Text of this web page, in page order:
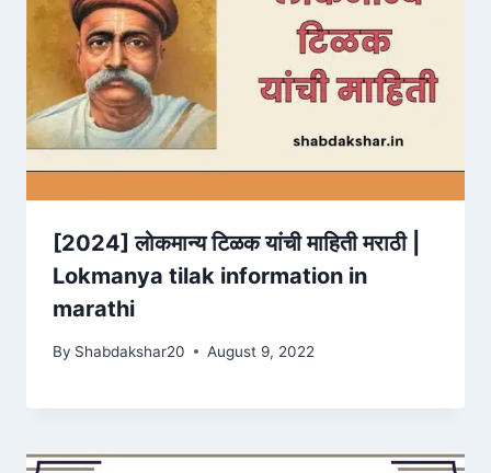
[2024] लोकमान्य टिळक यांची माहिती मराठी |
Lokmanya tilak information in
marathi
By Shabdakshar20 August 9, 2022